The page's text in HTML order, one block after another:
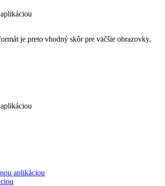
je preto vhodný skôr pre väčšie obrazovky.
aplikáciou